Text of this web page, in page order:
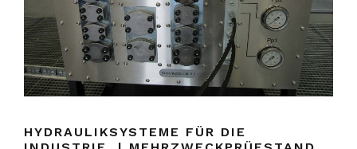
HYDRAULIKSYSTEME FÜR DIE